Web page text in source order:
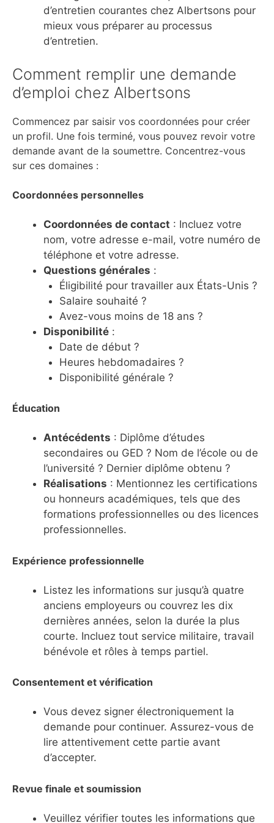
d’entretien courantes chez Albertsons pour
mieux vous préparer au processus
d’entretien.
Comment remplir une demande
d’emploi chez Albertsons
Commencez par saisir vos coordonnées pour créer
un profil. Une fois terminé, vous pouvez revoir votre
demande avant de la soumettre. Concentrez-vous
sur ces domaines :
Coordonnées personnelles
Coordonnées de contact : Incluez votre
nom, votre adresse e-mail, votre numéro de
téléphone et votre adresse.
Questions générales :
Éligibilité pour travailler aux États-Unis ?
Salaire souhaité ?
Avez-vous moins de 18 ans ?
Disponibilité :
Date de début ?
Heures hebdomadaires ?
Disponibilité générale ?
Éducation
Antécédents : Diplôme d’études
secondaires ou GED ? Nom de l’école ou de
l’université ? Dernier diplôme obtenu ?
Réalisations : Mentionnez les certifications
ou honneurs académiques, tels que des
formations professionnelles ou des licences
professionnelles.
Expérience professionnelle
Listez les informations sur jusqu’à quatre
anciens employeurs ou couvrez les dix
dernières années, selon la durée la plus
courte. Incluez tout service militaire, travail
bénévole et rôles à temps partiel.
Consentement et vérification
Vous devez signer électroniquement la
demande pour continuer. Assurez-vous de
lire attentivement cette partie avant
d’accepter.
Revue finale et soumission
Veuillez vérifier toutes les informations que